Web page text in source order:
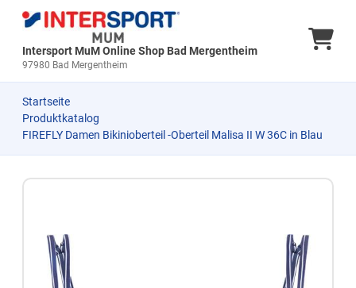
Intersport MuM Online Shop Bad Mergentheim
97980 Bad Mergentheim
Startseite
Produktkatalog
FIREFLY Damen Bikinioberteil -Oberteil Malisa II W 36C in Blau